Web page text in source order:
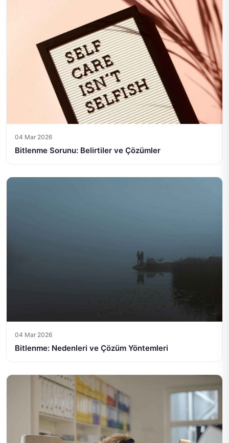
04 Mar 2026
Bitlenme Sorunu: Belirtiler ve Çözümler
04 Mar 2026
Bitlenme: Nedenleri ve Çözüm Yöntemleri